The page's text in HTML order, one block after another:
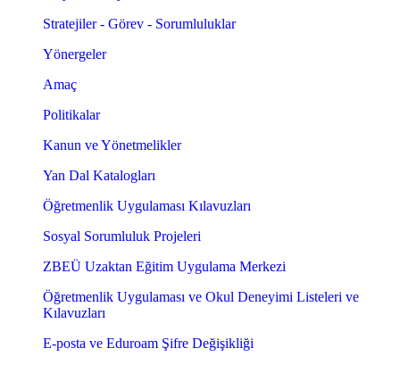
Stratejiler - Görev - Sorumluluklar
Yönergeler
Amaç
Politikalar
Kanun ve Yönetmelikler
Yan Dal Katalogları
Öğretmenlik Uygulaması Kılavuzları
Sosyal Sorumluluk Projeleri
ZBEÜ Uzaktan Eğitim Uygulama Merkezi
Öğretmenlik Uygulaması ve Okul Deneyimi Listeleri ve
Kılavuzları
E-posta ve Eduroam Şifre Değişikliği